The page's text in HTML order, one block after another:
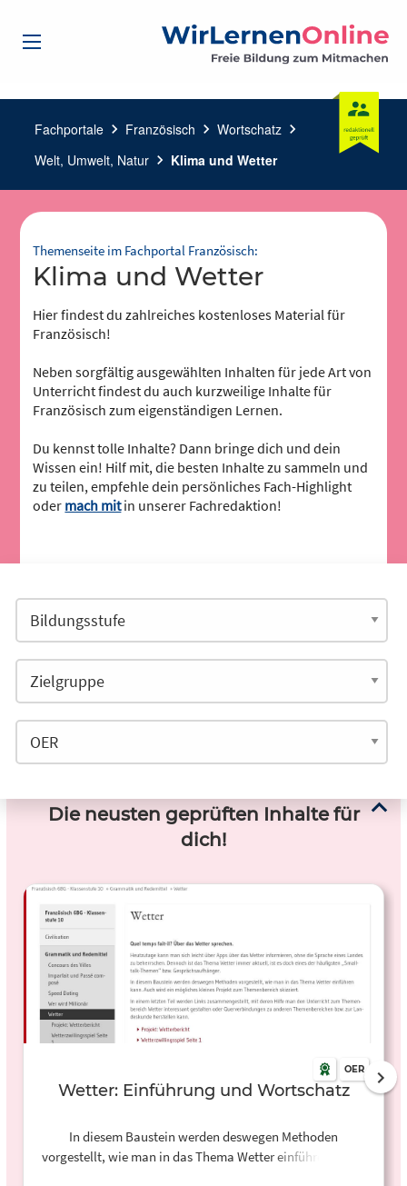
Fachportale chevron_right Französisch chevron_right Wortschatz chevron_right
Welt, Umwelt, Natur chevron_right Klima und Wetter
Themenseite im Fachportal Französisch:
Klima und Wetter
Hier findest du zahlreiches kostenloses Material für
Französisch!
Neben sorgfältig ausgewählten Inhalten für jede Art von
Unterricht findest du auch kurzweilige Inhalte für
Französisch zum eigenständigen Lernen.
Du kennst tolle Inhalte? Dann bringe dich und dein
Wissen ein! Hilf mit, die besten Inhalte zu sammeln und
zu teilen, empfehle dein persönliches Fach-Highlight
oder mach mitin unserer Fachredaktion!
Die neusten geprüften Inhalte für
dich!
OER
Wetter: Einführung und Wortschatz
In diesem Baustein werden deswegen Methoden
vorgestellt, wie man in das Thema Wetter einführen kann.